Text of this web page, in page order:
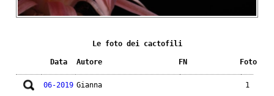
Le foto dei cactofili
Data Autore FN Foto
06-2019 Gianna 1